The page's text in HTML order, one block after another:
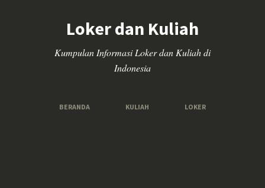
Loker dan Kuliah
Kumpulan Informasi Loker dan Kuliah di
Indonesia
BERANDA KULIAH LOKER